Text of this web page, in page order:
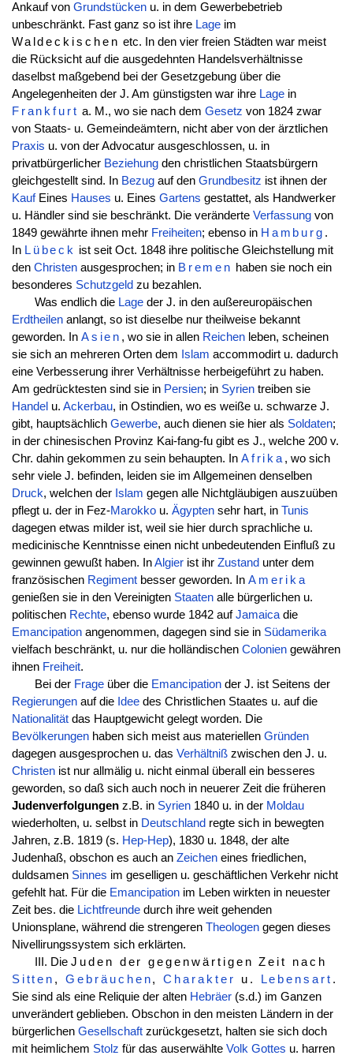
Ankauf von Grundstückenu. in dem Gewerbebetrieb
unbeschränkt. Fast ganz so ist ihre Lageim
Waldeckischen etc. In den vier freien Städten war meist
die Rücksicht auf die ausgedehnten Handelsverhältnisse
daselbst maßgebend bei der Gesetzgebung über die
Angelegenheiten der J. Am günstigsten war ihre Lagein
Frankfurt a. M., wo sie nach demGesetz von 1824 zwar
von Staats- u. Gemeindeämtern, nicht aber von der ärztlichen
Praxis u. von der Advocatur ausgeschlossen, u. in
privatbürgerlicher Beziehungden christlichen Staatsbürgern
gleichgestellt sind. In Bezugauf den Grundbesitz ist ihnen der
KaufEines Hauses u. Eines Gartens gestattet, als Handwerker
u. Händler sind sie beschränkt. Die veränderte Verfassungvon
1849 gewährte ihnen mehr Freiheiten; ebenso in Hamburg .
In Lübeck ist seit Oct. 1848 ihre politische Gleichstellung mit
den Christenausgesprochen; in Bremen haben sie noch ein
besonderes Schutzgeld zu bezahlen.
Was endlich die Lageder J. in den außereuropäischen
Erdtheilenanlangt, so ist dieselbe nur theilweise bekannt
geworden. In Asien , wo sie in allen Reichen leben, scheinen
sie sich an mehreren Orten dem Islam accommodirt u. dadurch
eine Verbesserung ihrer Verhältnisse herbeigeführt zu haben.
Am gedrücktesten sind sie in Persien; in Syrientreiben sie
Handel u. Ackerbau, in Ostindien, wo es weiße u. schwarze J.
gibt, hauptsächlich Gewerbe, auch dienen sie hier als Soldaten;
in der chinesischen Provinz Kai-fang-fu gibt es J., welche 200 v.
Chr. dahin gekommen zu sein behaupten. In Afrika, wo sich
sehr viele J. befinden, leiden sie im Allgemeinen denselben
Druck, welchen der Islam gegen alle Nichtgläubigen auszuüben
pflegt u. der in Fez-Marokkou. Ägyptensehr hart, in Tunis
dagegen etwas milder ist, weil sie hier durch sprachliche u.
medicinische Kenntnisse einen nicht unbedeutenden Einfluß zu
gewinnen gewußt haben. InAlgierist ihr Zustand unter dem
französischen Regimentbesser geworden. In Amerika
genießen sie in den Vereinigten Staatenalle bürgerlichen u.
politischen Rechte, ebenso wurde 1842 aufJamaicadie
Emancipationangenommen, dagegen sind sie in Südamerika
vielfach beschränkt, u. nur die holländischen Coloniengewähren
ihnen Freiheit.
Bei der Frageüber die Emancipationder J. ist Seitens der
Regierungenauf die Ideedes Christlichen Staates u. auf die
Nationalitätdas Hauptgewicht gelegt worden. Die
Bevölkerungenhaben sich meist aus materiellen Gründen
dagegen ausgesprochen u. das Verhältnißzwischen den J. u.
Christenist nur allmälig u. nicht einmal überall ein besseres
geworden, so daß sich auch noch in neuerer Zeit die früheren
Judenverfolgungenz.B. in Syrien1840 u. in der Moldau
wiederholten, u. selbst in Deutschland regte sich in bewegten
Jahren, z.B. 1819 (s. Hep-Hep), 1830 u. 1848, der alte
Judenhaß, obschon es auch an Zeicheneines friedlichen,
duldsamen Sinnes im geselligen u. geschäftlichen Verkehr nicht
gefehlt hat. Für die Emancipationim Leben wirkten in neuester
Zeit bes. die Lichtfreundedurch ihre weit gehenden
Unionsplane, während die strengeren Theologengegen dieses
Nivellirungssystem sich erklärten.
III. Die Juden der gegenwärtigen Zeit nach
Sitten ,Gebräuchen,Charakter u. Lebensart .
Sie sind als eine Reliquie der alten Hebräer(s.d.) im Ganzen
unverändert geblieben. Obschon in den meisten Ländern in der
bürgerlichen Gesellschaftzurückgesetzt, halten sie sich doch
mit heimlichem Stolz für das auserwählte Volk Gottes u. harren